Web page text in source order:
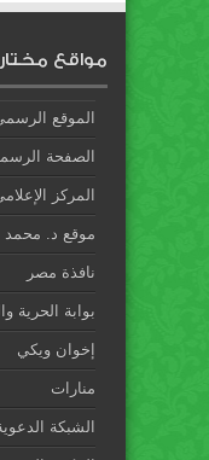
مواقع
الموقع
الصفحة
المركز
موقع د. محمد
نافذة مصر
بوابة الحرية
إخوان ويكي
منارات
الشبكة